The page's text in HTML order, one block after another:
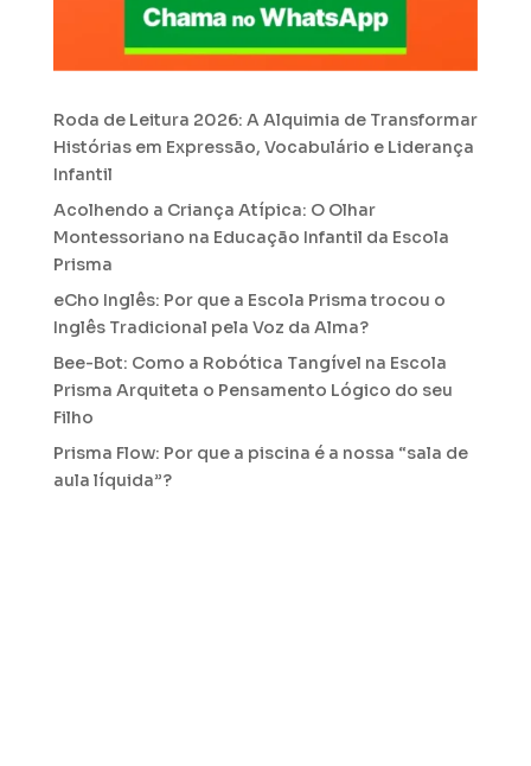
Roda de Leitura 2026: A Alquimia de Transformar
Histórias em Expressão, Vocabulário e Liderança
Infantil
Acolhendo a Criança Atípica: O Olhar
Montessoriano na Educação Infantil da Escola
Prisma
eCho Inglês: Por que a Escola Prisma trocou o
Inglês Tradicional pela Voz da Alma?
Bee-Bot: Como a Robótica Tangível na Escola
Prisma Arquiteta o Pensamento Lógico do seu
Filho
Prisma Flow: Por que a piscina é a nossa “sala de
aula líquida”?